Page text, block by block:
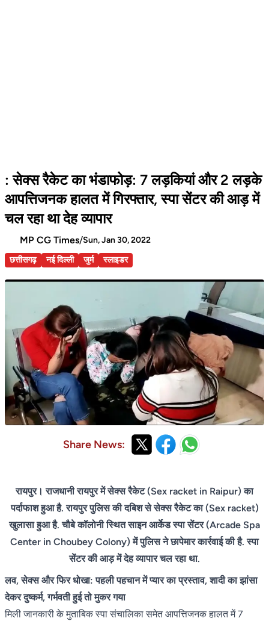
: सेक्स रैकेट का भंडाफोड़: 7 लड़कियां और 2 लड़के
आपत्तिजनक हालत में गिरफ्तार, स्पा सेंटर की आड़ में
चल रहा था देह व्यापार
MP CG Times/Sun, Jan 30, 2022
छत्तीसगढ़
नई दिल्ली जुर्म स्लाइडर
Share News:
रायपुर। राजधानी रायपुर में सेक्स रैकेट (Sex racket in Raipur) का
पर्दाफाश हुआ है. रायपुर पुलिस की दबिश से सेक्स रैकेट का (Sex racket)
खुलासा हुआ है. चौबे कॉलोनी स्थित साइन आर्केड स्पा सेंटर (Arcade Spa
Center in Choubey Colony) में पुलिस ने छापेमार कार्रवाई की है. स्पा
सेंटर की आड़ में देह व्यापार चल रहा था.
लव, सेक्स और फिर धोखा: पहली पहचान में प्यार का प्रस्ताव, शादी का झांसा
देकर दुष्कर्म, गर्भवती हुई तो मुकर गया
मिली जानकारी के मुताबिक स्पा संचालिका समेत आपत्तिजनक हालत में 7